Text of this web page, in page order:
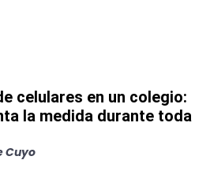
celulares en un colegio:
la medida durante toda
Cuyo